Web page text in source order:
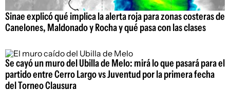
Sinae explicó qué implica la alerta roja para zonas costeras de
Canelones, Maldonado y Rocha y qué pasa con las clases
Se cayó un muro del Ubilla de Melo: mirá lo que pasará para el
partido entre Cerro Largo vs Juventud por la primera fecha
del Torneo Clausura